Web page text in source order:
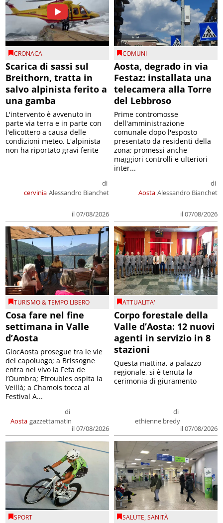
CRONACA
Scarica di sassi sul
Breithorn, tratta in
salvo alpinista ferito a
una gamba
cervinia
di
Alessandro Bianchet
il 07/08/2026
L'intervento è avvenuto in
parte via terra e in parte con
l'elicottero a causa delle
condizioni meteo. L'alpinista
non ha riportato gravi ferite
COMUNI
Aosta, degrado in via
Festaz: installata una
telecamera alla Torre
del Lebbroso
Aosta
di
Alessandro Bianchet
il 07/08/2026
Prime contromosse
dell'amministrazione
comunale dopo l'esposto
presentato da residenti della
zona; promessi anche
maggiori controlli e ulteriori
inter...
TURISMO & TEMPO LIBERO
Cosa fare nel fine
settimana in Valle
d’Aosta
Aosta
di
gazzettamatin
il 07/08/2026
GiocAosta prosegue tra le vie
del capoluogo; a Brissogne
entra nel vivo la Feta de
l’Oumbra; Etroubles ospita la
Veillà; a Chamois tocca al
Festival A...
ATTUALITA'
Corpo forestale della
Valle d’Aosta: 12 nuovi
agenti in servizio in 8
stazioni
di
ethienne bredy
il 07/08/2026
Questa mattina, a palazzo
regionale, si è tenuta la
cerimonia di giuramento
SPORT SALUTE,SANITÀ